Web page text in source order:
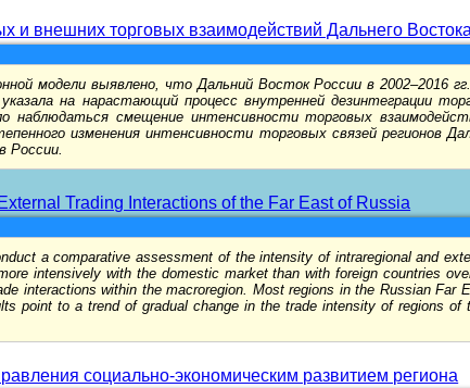
и внешних торговых взаимодействий Дальнего
модели выявлено, что Дальний Восток России в 2002–2016
на нарастающий процесс внутренней дезинтеграции
наблюдаться смещение интенсивности торговых
изменения интенсивности торговых связей регионов
России.
Trading Interactions of the Far East of Russia
a comparative assessment of the intensity of intraregional and
intensively with the domestic market than with foreign countries
interactions within the macroregion. Most regions in the Russian Far
point to a trend of gradual change in the trade intensity of regions
социально-экономическим развитием региона